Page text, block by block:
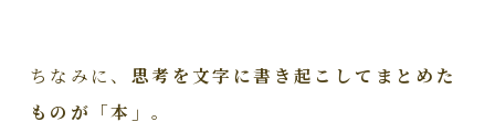
ちなみに、 思考を文字に書き起こしてまとめた
ものが「本」。